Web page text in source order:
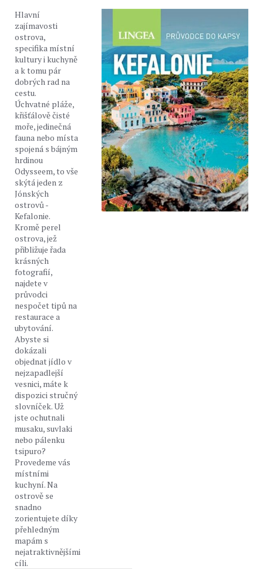
Hlavní
zajímavosti
ostrova,
specifika místní
kultury i kuchyně
a k tomu pár
dobrých rad na
cestu.
Úchvatné pláže,
křišťálově čisté
moře, jedinečná
fauna nebo místa
spojená s bájným
hrdinou
Odysseem, to vše
skýtá jeden z
Jónských
ostrovů -
Kefalonie.
Kromě perel
ostrova, jež
přibližuje řada
krásných
fotografií,
najdete v
průvodci
nespočet tipů na
restaurace a
ubytování.
Abyste si
dokázali
objednat jídlo v
nejzapadlejší
vesnici, máte k
dispozici stručný
slovníček. Už
jste ochutnali
musaku, suvlaki
nebo pálenku
tsipuro?
Provedeme vás
místními
kuchyní. Na
ostrově se
snadno
zorientujete díky
přehledným
mapám s
nejatraktivnějšími
cíli.